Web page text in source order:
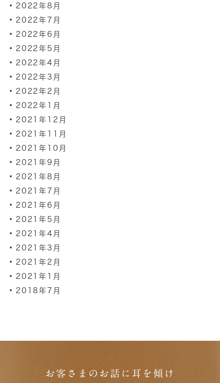
2022年8月
2022年7月
2022年6月
2022年5月
2022年4月
2022年3月
2022年2月
2022年1月
2021年12月
2021年11月
2021年10月
2021年9月
2021年8月
2021年7月
2021年6月
2021年5月
2021年4月
2021年3月
2021年2月
2021年1月
2018年7月
お客さまのお話に耳を傾け